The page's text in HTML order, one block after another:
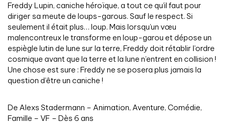
Freddy Lupin, caniche héroïque, a tout ce qu’il faut pour
diriger sa meute de loups-garous. Sauf le respect. Si
seulement il était plus… loup. Mais lorsqu’un vœu
malencontreux le transforme en loup-garou et dépose un
espiègle lutin de lune sur la terre, Freddy doit rétablir l’ordre
cosmique avant que la terre et la lune n’entrent en collision !
Une chose est sure : Freddy ne se posera plus jamais la
question d’être un caniche !
De Alexs Stadermann – Animation, Aventure, Comédie,
Famille – VF – Dès 6 ans